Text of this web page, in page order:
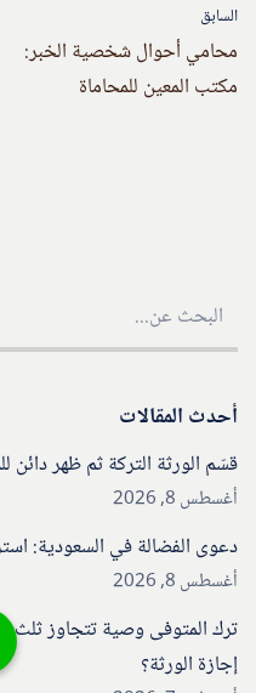
السابق
محامي أحوال شخصية الخبر:
مكتب المعين للمحاماة
أحدث المقالات
قسّم الورثة التركة ثم ظهر
أغسطس 8, 2026
دعوى الفضالة في السعودية:
أغسطس 8, 2026
ترك المتوفى وصية تتجاوز ثلث
إجازة الورثة؟